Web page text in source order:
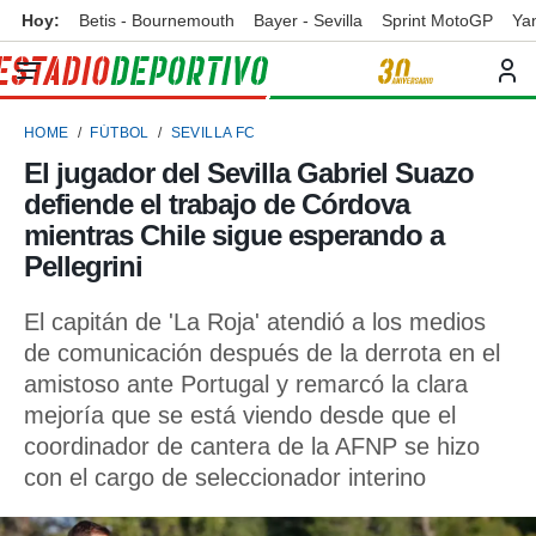
de
por
para
la
que se
calidad.
a este
y
forma
digital
Hoy: Betis - Bournemouth Bayer - Sevilla Sprint MotoGP
HOME FÚTBOL SEVILLA FC
El jugador del Sevilla Gabriel Suazo
defiende el trabajo de Córdova
mientras Chile sigue esperando a
Pellegrini
El capitán de 'La Roja' atendió a los medios
de comunicación después de la derrota en el
amistoso ante Portugal y remarcó la clara
mejoría que se está viendo desde que el
coordinador de cantera de la AFNP se hizo
con el cargo de seleccionador interino